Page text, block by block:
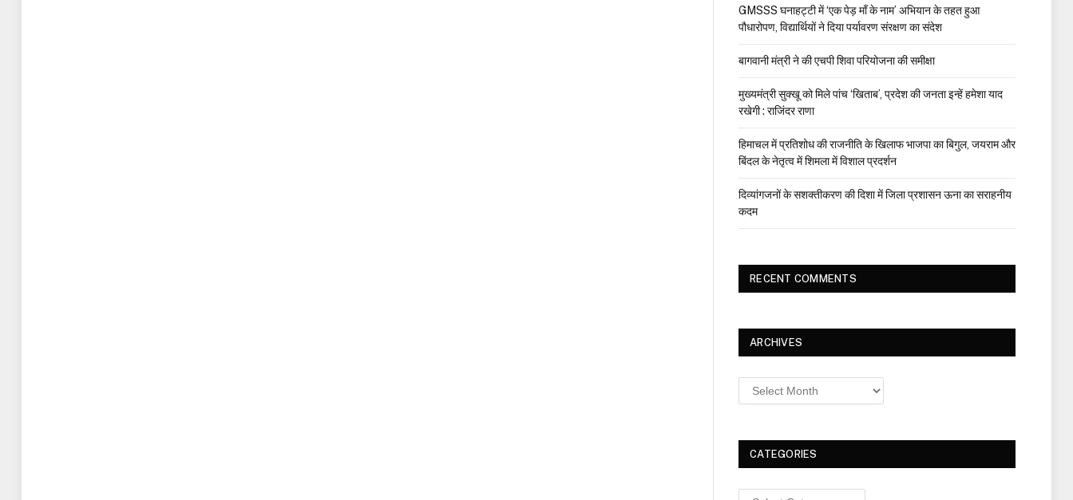
GMSSS घनाहट्टी में ‘एक पेड़ माँ के नाम’ अभियान के तहत हुआ
पौधारोपण, विद्यार्थियों ने दिया पर्यावरण संरक्षण का संदेश
बागवानी मंत्री ने की एचपी शिवा परियोजना की समीक्षा
मुख्यमंत्री सुक्खू को मिले पांच ‘खिताब’, प्रदेश की जनता इन्हें हमेशा याद
रखेगी : राजिंदर राणा
हिमाचल में प्रतिशोध की राजनीति के खिलाफ भाजपा का बिगुल, जयराम और
बिंदल के नेतृत्व में शिमला में विशाल प्रदर्शन
दिव्यांगजनों के सशक्तीकरण की दिशा में जिला प्रशासन ऊना का सराहनीय
कदम
RECENT COMMENTS
ARCHIVES
Archives
CATEGORIES
Categories